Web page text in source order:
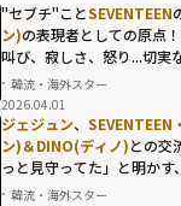
"セブチ"ことSEVENTEEN
ン)の表現者としての原点
叫び、寂しさ、怒り...切実
良犬」
韓流・海外スター
2026.04.01
ジェジュン、 SEVENTEEN
ン)＆DINO(ディノ)との交
っと見守ってた」と明かす
韓流・海外スター